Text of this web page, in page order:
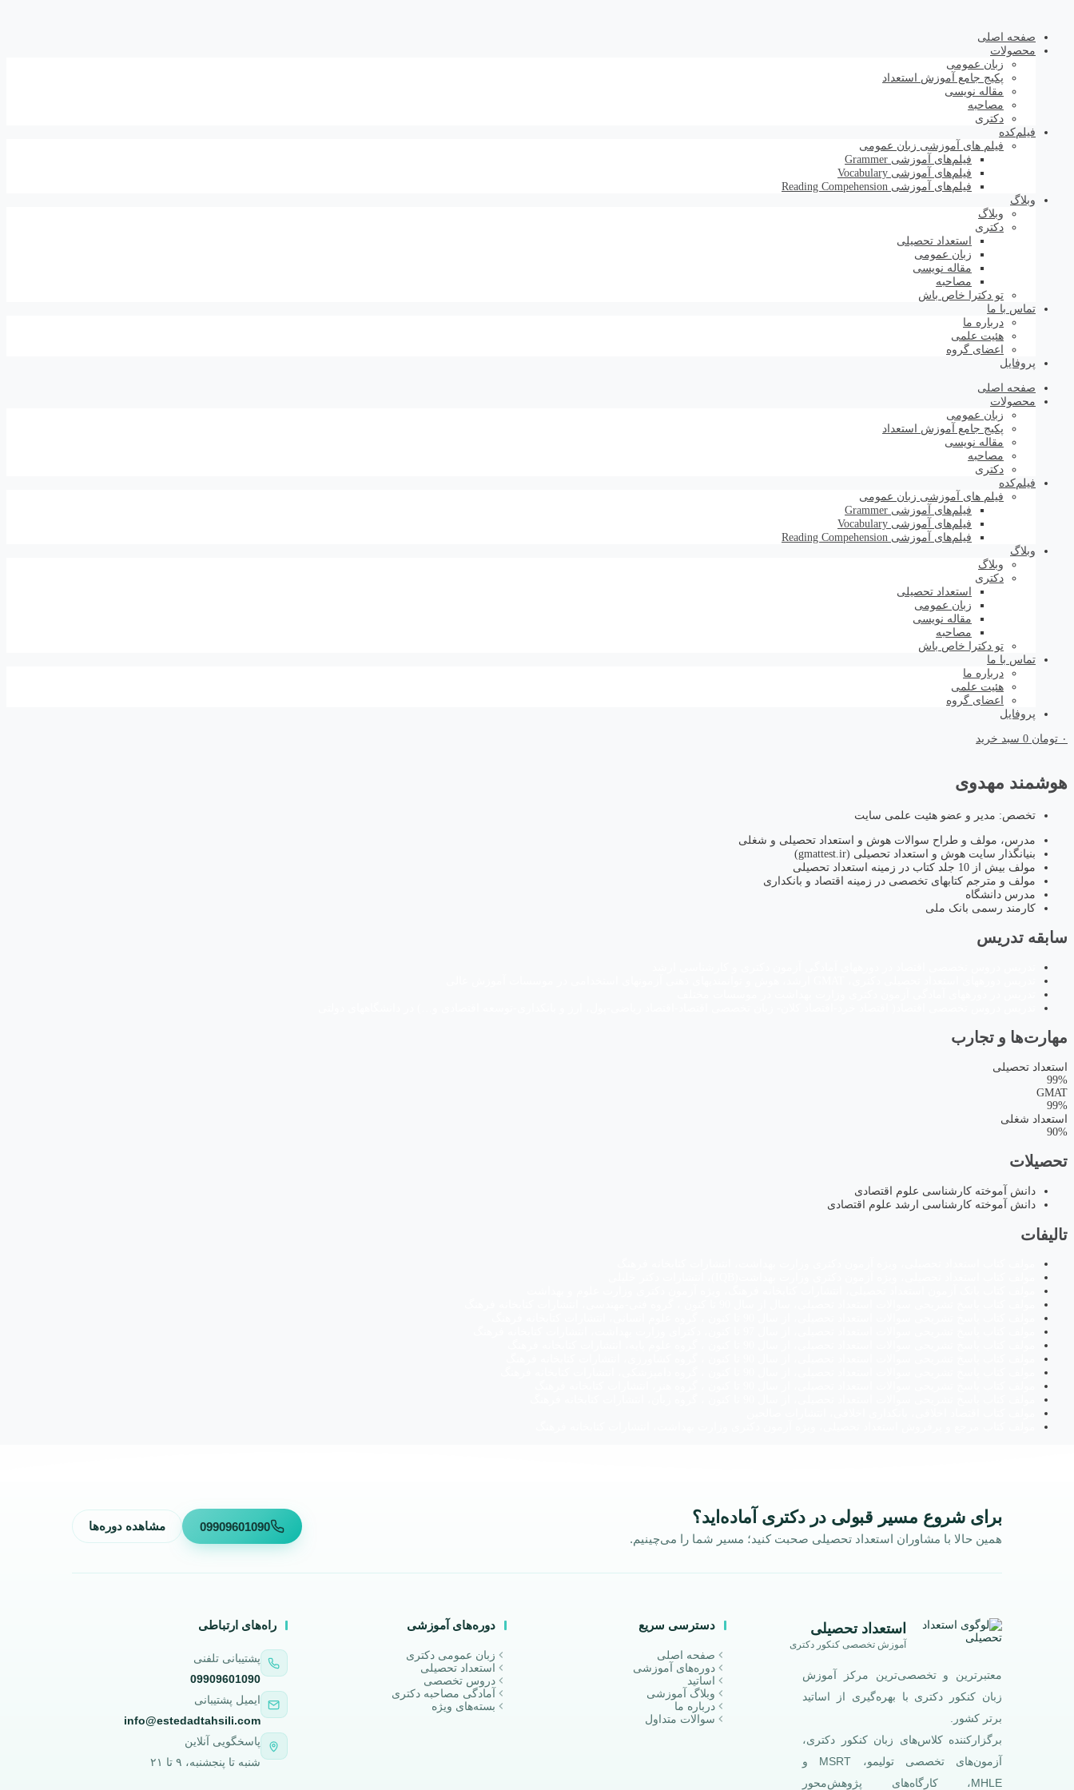
صفحه اصلی
محصولات
زبان عمومی
پکیج جامع آموزش استعداد
مقاله نویسی
مصاحبه
دکتری
فیلم‌کده
فیلم های آموزشی زبان عمومی
فیلم‌های آموزشی Grammer
فیلم‌های آموزشی Vocabulary
فیلم‌های آموزشی Reading Compehension
وبلاگ
وبلاگ
دکتری
استعداد تحصیلی
زبان عمومی
مقاله نویسی
مصاحبه
تو دکترا خاص باش
تماس با ما
درباره ما
هئیت علمی
اعضای گروه
پروفایل
صفحه اصلی
محصولات
زبان عمومی
پکیج جامع آموزش استعداد
مقاله نویسی
مصاحبه
دکتری
فیلم‌کده
فیلم های آموزشی زبان عمومی
فیلم‌های آموزشی Grammer
فیلم‌های آموزشی Vocabulary
فیلم‌های آموزشی Reading Compehension
وبلاگ
وبلاگ
دکتری
استعداد تحصیلی
زبان عمومی
مقاله نویسی
مصاحبه
تو دکترا خاص باش
تماس با ما
درباره ما
هئیت علمی
اعضای گروه
پروفایل
۰ تومان 0 سبد خرید
هوشمند مهدوی
تخصص: مدیر و عضو هئیت علمی سایت
مدرس، مولف و طراح سوالات هوش و استعداد تحصیلی و شغلی
بنیانگذار سایت هوش و استعداد تحصیلی (gmattest.ir)
مولف بیش از 10 جلد کتاب در زمینه استعداد تحصیلی
مولف و مترجم کتابهای تخصصی در زمینه اقتصاد و بانکداری
مدرس دانشگاه
کارمند رسمی بانک ملی
سابقه تدریس
مهارت‌ها و تجارب
استعداد تحصیلی
99%
GMAT
99%
استعداد شغلی
90%
تحصیلات
دانش آموخته کارشناسی علوم اقتصادی
دانش آموخته کارشناسی ارشد علوم اقتصادی
تالیفات
برای شروع مسیر قبولی در دکتری آماده‌اید؟
همین حالا با مشاوران استعداد تحصیلی صحبت کنید؛ مسیر شما را می‌چینیم.
09909601090 مشاهده دوره‌ها
استعداد تحصیلی
آموزش تخصصی کنکور دکتری
معتبرترین و تخصصی‌ترین مرکز آموزش
زبان کنکور دکتری با بهره‌گیری از اساتید
برتر کشور.
برگزارکننده کلاس‌های زبان کنکور دکتری،
آزمون‌های تخصصی تولیمو، MSRT و
MHLE، کارگاه‌های پژوهش‌محور
دسترسی سریع
صفحه اصلی
دوره‌های آموزشی
اساتید
وبلاگ آموزشی
درباره ما
سوالات متداول
دوره‌های آموزشی
زبان عمومی دکتری
استعداد تحصیلی
دروس تخصصی
آمادگی مصاحبه دکتری
بسته‌های ویژه
راه‌های ارتباطی
پشتیبانی تلفنی
09909601090
ایمیل پشتیبانی
info@estedadtahsili.com
پاسخگویی آنلاین
شنبه تا پنجشنبه، ۹ تا ۲۱